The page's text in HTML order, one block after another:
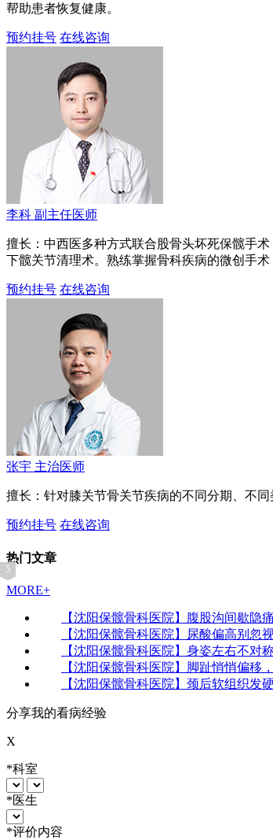
帮助患者恢复健康。
预约挂号 在线咨询
李科 副主任医师
擅长：中西医多种方式联合股骨头坏死保髋手
下髋关节清理术。熟练掌握骨科疾病的微创手
预约挂号 在线咨询
张宇 主治医师
擅长：针对膝关节骨关节疾病的不同分期、不
预约挂号 在线咨询
热门文章
MORE+
1
【沈阳保髋骨科医院】腹股沟间歇隐
2
【沈阳保髋骨科医院】尿酸偏高别忽
3
【沈阳保髋骨科医院】身姿左右不对
4
【沈阳保髋骨科医院】脚趾悄悄偏移
5
【沈阳保髋骨科医院】颈后软组织发
分享我的看病经验
X
*科室
*医生
*评价内容